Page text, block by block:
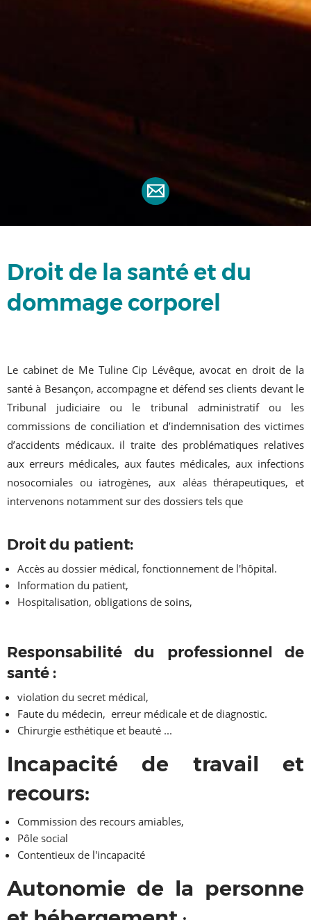
Droit de la santé et du
dommage corporel
Le cabinet de Me Tuline Cip Lévêque, avocat en droit de la
santé à Besançon, accompagne et défend ses clients devant le
Tribunal judiciaire ou le tribunal administratif ou les
commissions de conciliation et d’indemnisation des victimes
d’accidents médicaux. il traite des problématiques relatives
aux erreurs médicales, aux fautes médicales, aux infections
nosocomiales ou iatrogènes, aux aléas thérapeutiques, et
intervenons notamment sur des dossiers tels que
Droit du patient:
Accès au dossier médical, fonctionnement de l'hôpital.
Information du patient,
Hospitalisation, obligations de soins,
Responsabilité du professionnel de
santé :
violation du secret médical,
Faute du médecin, erreur médicale et de diagnostic.
Chirurgie esthétique et beauté ...
Incapacité de travail et
recours:
Commission des recours amiables,
Pôle social
Contentieux de l'incapacité
Autonomie de la personne